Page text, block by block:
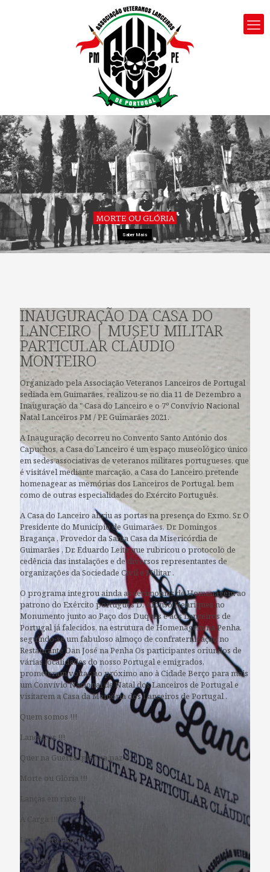
INAUGURAÇÃO DA CASA DO
LANCEIRO | MUSEU MILITAR
PARTICULAR CLÁUDIO
MONTEIRO
Organizado pela Associação Veteranos Lanceiros de Portugal
sediada em Guimarães, realizou-se no dia 11 de Dezembro a
Inauguração da " Casa do Lanceiro e o 7º Convívio Nacional
Natal Lanceiros PM / PE Guimarães 2021.
A Inauguração decorreu no Convento Santo António dos
Capuchos, a Casa do Lanceiro é um espaço museológico único
em sedes associativas de veteranos militares portugueses, que
é visitável mediante marcação, a Casa do Lanceiro pretende
homenagear as memórias dos Lanceiros de Portugal, bem
como de outras especialidades do Exército Português.
A Casa do Lanceiro abriu as portas na presença do Exmo. Sr. O
Presidente do Município de Guimarães, Dr. Domingos
Bragança , Provedor da Santa Casa da Misericórdia de
Guimarães , Dr. Eduardo Leite que rubricou o protocolo de
cedência das instalações e de diversos representantes de
organizações da Sociedade Civil e Militar .
O programa integrou ainda as cerimonias de Homenagem ao
patrono do Exército português D. Afonso Henriques no
Monumento junto ao Paço dos Duques e aos Lanceiros de
Portugal já falecidos, na estrutura de Homenagem na Penha,
seguindo-se um fabuloso almoço de confraternização no
Restaurante Dan José na Penha Os participantes oriundos de
várias localidades do nosso Portugal e emigrados,
prometeram voltar no próximo ano à Cidade Berço para mais
um Convívio Nacional de Natal dos Lanceiros de Portugal e
visitarem a Casa da Memória dos Lanceiros de Portugal .
Quem somos !!!
Lanceiros !!!
Quer na Guerra quer na paz !!!
Morte ou Glória !!!
Lanças em riste !!!
À Carga !!!
Lanças em riste !!!
À Carga !!!